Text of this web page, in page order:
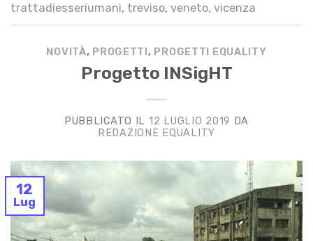
trattadiesseriumani, treviso, veneto, vicenza
NOVITÀ, PROGETTI, PROGETTI EQUALITY
Progetto INSigHT
PUBBLICATO IL 12 LUGLIO 2019 DA
REDAZIONE EQUALITY
12
Lug